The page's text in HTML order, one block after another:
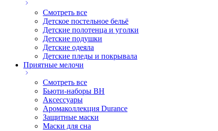
Смотреть все
Детское постельное бельё
Детские полотенца и уголки
Детские подушки
Детские одеяла
Детские пледы и покрывала
Приятные мелочи
Смотреть все
Бьюти-наборы ВН
Аксессуары
Аромаколлекция Durance
Защитные маски
Маски для сна